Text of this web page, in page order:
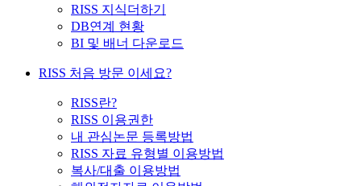
RISS 지식더하기
DB연계 현황
BI 및 배너 다운로드
RISS 처음 방문 이세요?
RISS란?
RISS 이용권한
내 관심논문 등록방법
RISS 자료 유형별 이용방법
복사/대출 이용방법